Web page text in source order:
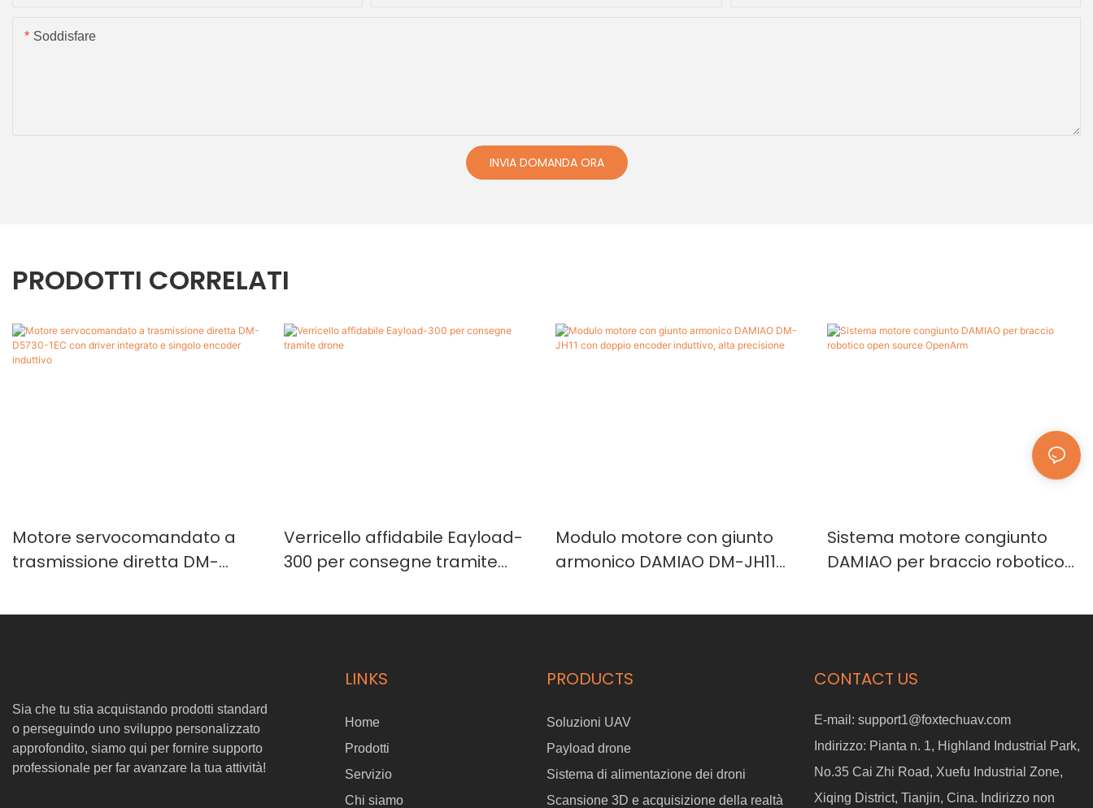
Soddisfare
INVIA DOMANDA ORA
PRODOTTI CORRELATI
Motore servocomandato a
trasmissione diretta DM-
integrato e singolo encoder
Verricello affidabile Eayload-
300 per consegne tramite
Modulo motore con giunto
armonico DAMIAO DM-JH11
alta precisione
Sistema motore congiunto
DAMIAO per braccio robotico
Sia che tu stia acquistando prodotti standard
o perseguindo uno sviluppo personalizzato
approfondito, siamo qui per fornire supporto
professionale per far avanzare la tua attività!
LINKS
Home
Prodotti
Servizio
Chi siamo
PRODUCTS
Soluzioni UAV
Payload drone
Sistema di alimentazione dei droni
Scansione 3D e acquisizione della realtà
CONTACT US
E-mail: support1@foxtechuav.com
Indirizzo: Pianta n. 1, Highland Industrial Park,
No.35 Cai Zhi Road, Xuefu Industrial Zone,
Xiqing District, Tianjin, Cina. Indirizzo non